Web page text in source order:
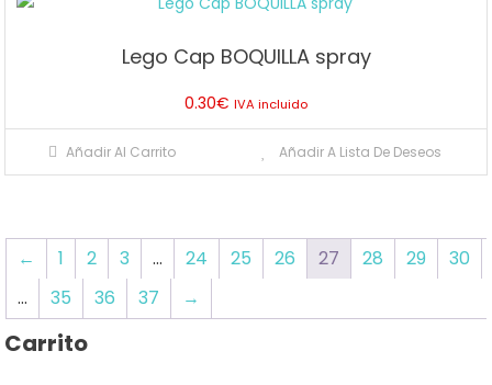
Lego Cap BOQUILLA spray
0.30€ IVA incluido
Añadir Al Carrito Añadir A Lista De Deseos
← 1 2 3 … 24 25 26 27 28 29
30
…
35 36 37 →
Carrito